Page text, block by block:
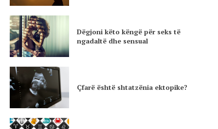
Dëgjoni këto këngë për seks të
ngadaltë dhe sensual
Çfarë është shtatzënia ektopike?